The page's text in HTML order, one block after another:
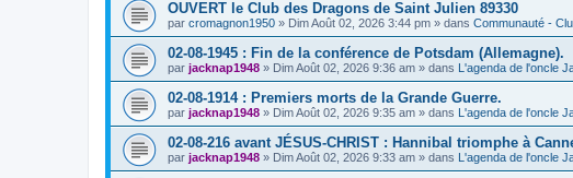
OUVERT le Club des Dragons de Saint Julien 89330
par cromagnon1950 » Dim Août 02, 2026 3:44 pm » dans Communauté -
02-08-1945 : Fin de la conférence de Potsdam (Allemagne).
par jacknap1948 » Dim Août 02, 2026 9:36 am » dans L'agenda de l'oncle
02-08-1914 : Premiers morts de la Grande Guerre.
par jacknap1948 » Dim Août 02, 2026 9:35 am » dans L'agenda de l'oncle
02-08-216 avant JÉSUS-CHRIST : Hannibal triomphe à
par jacknap1948 » Dim Août 02, 2026 9:33 am » dans L'agenda de l'oncle